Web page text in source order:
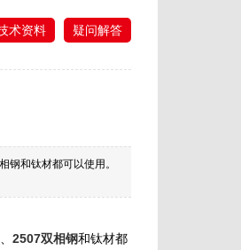
术资料 疑问解答
和钛材都可以使用。
、2507双相钢和钛材都